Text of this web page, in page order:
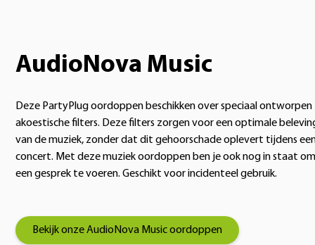
AudioNova Music
Deze PartyPlug oordoppen beschikken over speciaal ontworpen
akoestische filters. Deze filters zorgen voor een optimale
van de muziek, zonder dat dit gehoorschade oplevert tijdens
concert. Met deze muziek oordoppen ben je ook nog in staat om
een gesprek te voeren. Geschikt voor incidenteel gebruik.
Bekijk onze AudioNova Music oordoppen